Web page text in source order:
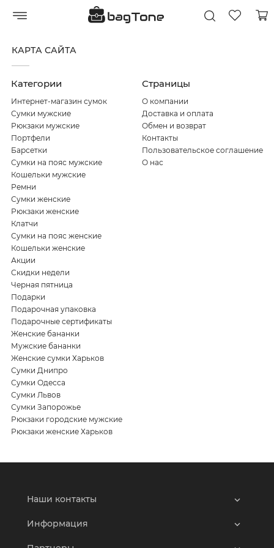
КАРТА САЙТА
Категории
Интернет-магазин сумок
Сумки мужские
Рюкзаки мужские
Портфели
Барсетки
Сумки на пояс мужские
Кошельки мужские
Ремни
Сумки женские
Рюкзаки женские
Клатчи
Сумки на пояс женские
Кошельки женские
Акции
Скидки недели
Черная пятница
Подарки
Подарочная упаковка
Подарочные сертификаты
Женские бананки
Мужские бананки
Женские сумки Харьков
Сумки Днипро
Сумки Одесса
Сумки Львов
Сумки Запорожье
Рюкзаки городские мужские
Рюкзаки женские Харьков
Страницы
О компании
Доставка и оплата
Обмен и возврат
Контакты
Пользовательское соглашение
О нас
Наши контакты
Информация